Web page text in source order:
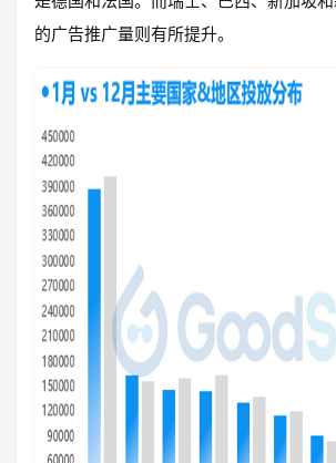
的广告推广量则有所提升。